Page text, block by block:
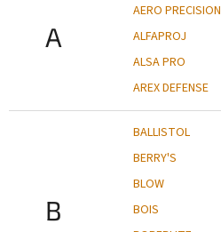
A
AERO PRECISION
ALFAPROJ
ALSA PRO
AREX DEFENSE
B
BALLISTOL
BERRY'S
BLOW
BOIS